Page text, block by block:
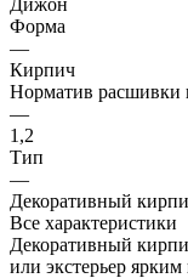
Форма
—
Кирпич
Норматив расшивки
—
1,2
Тип
—
Декоративный
Все характеристики
Декоративный
или экстерьер